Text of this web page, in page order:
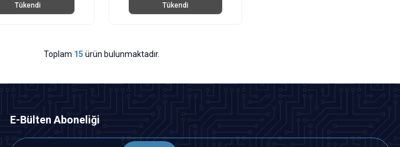
Tükendi Tükendi
Toplam 15 ürün bulunmaktadır.
E-Bülten Aboneliği